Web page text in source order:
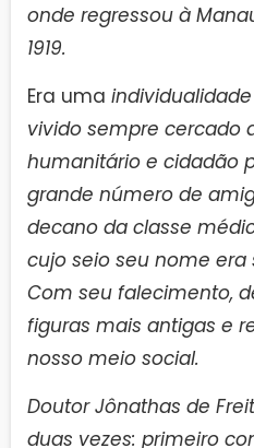
onde regressou à
1919.
Era uma
vivido sempre cercado
humanitário e cidadão
grande número de
decano da classe
cujo seio seu nome era
Com seu falecimento,
figuras mais antigas e
nosso meio social.
Doutor Jônathas de
duas vezes: primeiro